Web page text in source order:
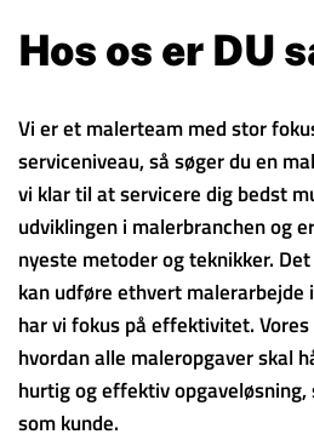
Hos os er DU
Vi er et malerteam med stor
serviceniveau, så søger du en
vi klar til at servicere dig bedst
udviklingen i malerbranchen og
nyeste metoder og teknikker.
kan udføre ethvert
har vi fokus på effektivitet.
hvordan alle maleropgaver skal
hurtig og effektiv
som kunde.